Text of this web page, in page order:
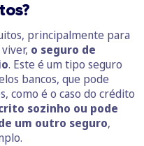
principalmente para
o seguro de
. Este é um tipo seguro
bancos, que pode
como é o caso do crédito
sozinho ou pode
um outro seguro,